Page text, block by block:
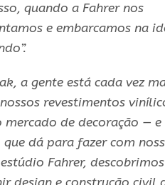
quando a Fahrer nos
e embarcamos na
a gente está cada vez
revestimentos
mercado de decoração — e
dá para fazer com
Fahrer, descobrimos